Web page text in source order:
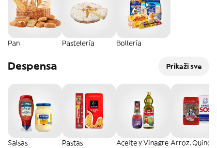
Pan Pastelería Bollería
Despensa Prikaži sve
Salsas Pastas Aceite y Vinagre Arroz, Quinoa